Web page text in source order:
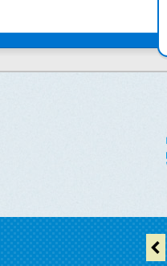
関図 キャスト